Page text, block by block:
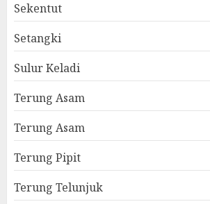
Sekentut
Setangki
Sulur Keladi
Terung Asam
Terung Asam
Terung Pipit
Terung Telunjuk